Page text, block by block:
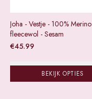
Joha - Vestje - 100% Merino
fleecewol - Sesam
€45.99
BEKIJK OPTIES